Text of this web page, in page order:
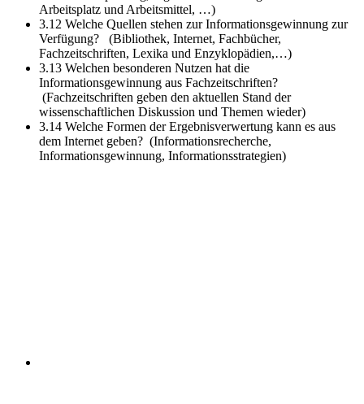
Arbeitsplatz und Arbeitsmittel, …)
3.12 Welche Quellen stehen zur Informationsgewinnung zur
Verfügung?
(Bibliothek, Internet, Fachbücher,
Fachzeitschriften, Lexika und Enzyklopädien,…)
3.13 Welchen besonderen Nutzen hat die
Informationsgewinnung aus Fachzeitschriften?
(Fachzeitschriften geben den aktuellen Stand der
wissenschaftlichen Diskussion und Themen wieder)
3.14 Welche Formen der Ergebnisverwertung kann es aus
dem Internet geben? (Informationsrecherche,
Informationsgewinnung, Informationsstrategien)